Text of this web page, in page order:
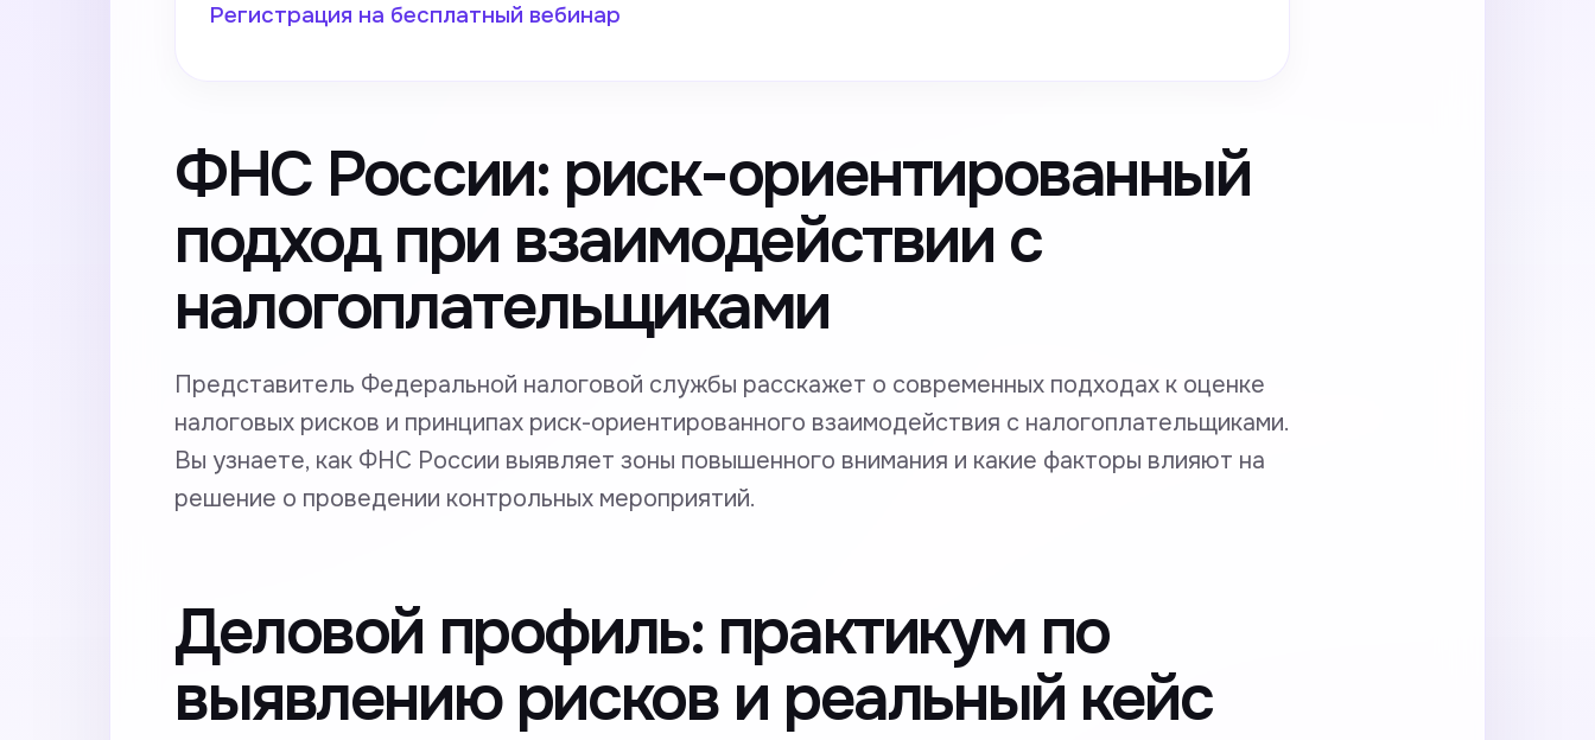
Регистрация на бесплатный вебинар
ФНС России: риск-ориентированный
подход при взаимодействии с
налогоплательщиками
Представитель Федеральной налоговой службы расскажет о современных подходах к оценке
налоговых рисков и принципах риск-ориентированного взаимодействия с налогоплательщиками.
Вы узнаете, как ФНС России выявляет зоны повышенного внимания и какие факторы влияют на
решение о проведении контрольных мероприятий.
Деловой профиль: практикум по
выявлению рисков и реальный кейс